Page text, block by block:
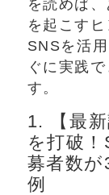
を読めば
を起こす
SNSを活
ぐに実践
す。
1. 【最
を打破
募者数
例